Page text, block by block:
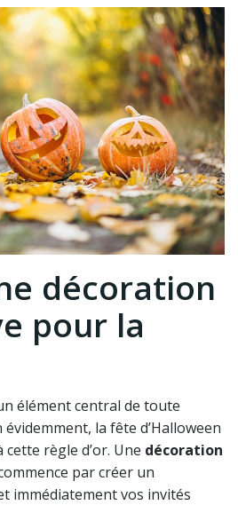
décoration
pour la
élément central de toute
la fête d’Halloween
règle d’or. Une décoration
par créer un
immédiatement vos invités